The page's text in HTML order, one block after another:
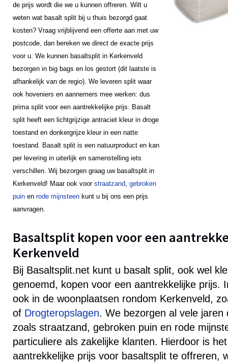
de prijs wordt die we u kunnen offreren. Wilt u
weten wat basalt split bij u thuis bezorgd gaat
kosten? Vraag vrijblijvend een offerte aan met uw
postcode, dan bereken we direct de exacte prijs
voor u. We kunnen basaltsplit in Kerkenveld
bezorgen in big bags en los gestort (dit laatste is
afhankelijk van de regio). We leveren split waar
ook hoveniers en aannemers mee werken: dus
prima split voor een aantrekkelijke prijs. Basalt
split heeft een lichtgrijzige antraciet kleur in droge
toestand en donkergrijze kleur in een natte
toestand. Basalt split is een natuurproduct en kan
per levering in uiterlijk en samenstelling iets
verschillen. Wij bezorgen graag uw basaltsplit in
Kerkenveld! Maar ook voor straatzand, gebroken
puin en rode mijnsteen kunt u bij ons een prijs
aanvragen.
Basaltsplit kopen voor een
Kerkenveld
Bij Basaltsplit.net kunt u basalt split, ook wel
genoemd, kopen voor een aantrekkelijke prijs.
ook in de woonplaatsen rondom Kerkenveld,
of Drogteropslagen. We bezorgen al vele jaren
zoals straatzand, gebroken puin en rode
particuliere als zakelijke klanten. Hierdoor is
aantrekkelijke prijs voor basaltsplit te offreren,